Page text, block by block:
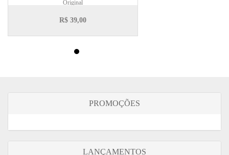
Original
R$ 39,00
PROMOÇÕES
LANÇAMENTOS